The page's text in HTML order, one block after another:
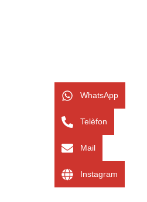
WhatsApp
Telèfon
Mail
Instagram